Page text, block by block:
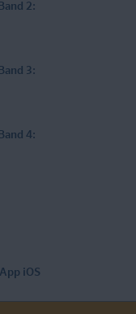
2:
3:
4:
iOS